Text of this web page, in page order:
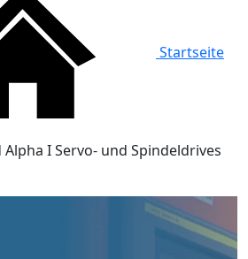
Startseite
Alpha I Servo- und Spindeldrives